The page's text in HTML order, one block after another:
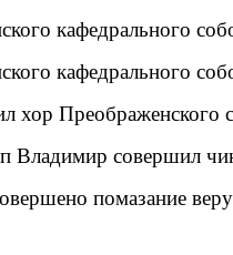
кафедрального
кафедрального
хор
Владимир совершил
помазание